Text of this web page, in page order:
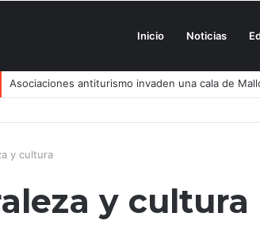
Inicio Noticias
Asociaciones antiturismo invaden una cala de
y cultura
y cultura